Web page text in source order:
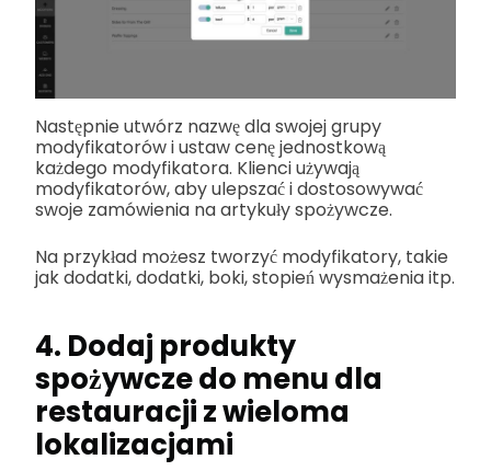
Następnie utwórz nazwę dla swojej grupy
modyfikatorów i ustaw cenę jednostkową
każdego modyfikatora. Klienci używają
modyfikatorów, aby ulepszać i dostosowywać
swoje zamówienia na artykuły spożywcze.
Na przykład możesz tworzyć modyfikatory, takie
jak dodatki, dodatki, boki, stopień wysmażenia itp.
4. Dodaj produkty
spożywcze do menu dla
restauracji z wieloma
lokalizacjami